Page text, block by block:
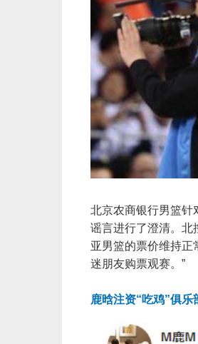
北京农商银行男篮针
谣言进行了澄清。北
亚男篮的票价维持正
迷朋友购票观赛。”
鹿晗注资“吃鸡”俱乐